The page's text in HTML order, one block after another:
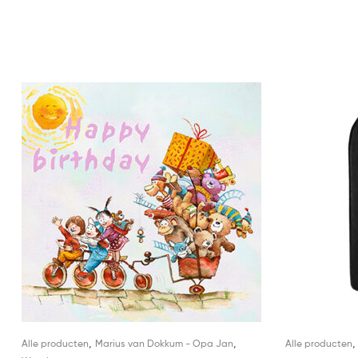
Alle producten, Marius van Dokkum - Opa Jan, Alle producten,